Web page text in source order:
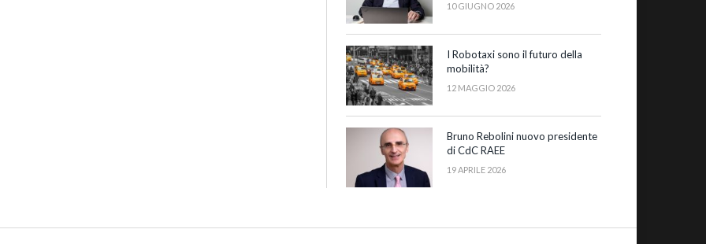
10 GIUGNO 2026
I Robotaxi sono il futuro della
mobilità?
12 MAGGIO 2026
Bruno Rebolini nuovo presidente
di CdC RAEE
19 APRILE 2026